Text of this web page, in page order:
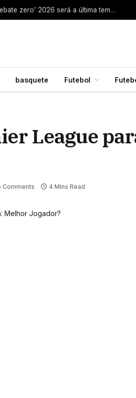
Aaron Rodgers, do Steelers, diz que ‘debate zero’ 2026 será a última temporada da NFL 28 de julho de 2026
basquete Futebol
League
Comments 4 Mins Read